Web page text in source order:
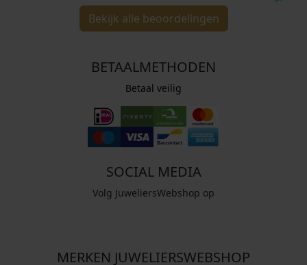
Bekijk alle beoordelingen
BETAALMETHODEN
Betaal veilig
SOCIAL MEDIA
Volg JuweliersWebshop op
MERKEN JUWELIERSWEBSHOP